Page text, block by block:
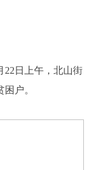
日上午，北山街
户。